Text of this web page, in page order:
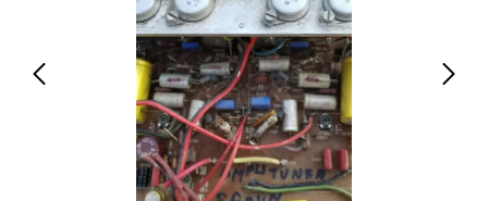
Animale de companie
Afaceri și echipamente profesionale
Inchiriere Bunuri si Vehicule
Utilaje agricole si industriale
Piese auto si accesorii
Dacia Duster